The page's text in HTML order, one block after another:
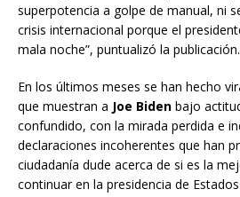
superpotencia a golpe de manual, ni
crisis internacional porque el
mala noche”, puntualizó la publicación.
En los últimos meses se han hecho
que muestran a Joe Biden bajo
confundido, con la mirada perdida e
declaraciones incoherentes que han
ciudadanía dude acerca de si es la
continuar en la presidencia de